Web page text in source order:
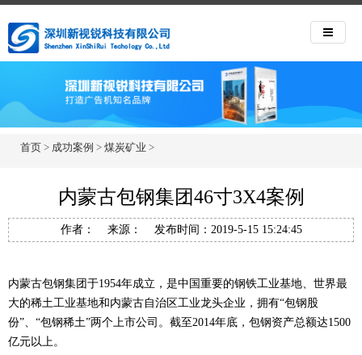
首页 > 成功案例 > 煤炭矿业 >
内蒙古包钢集团46寸3X4案例
作者： 来源： 发布时间：2019-5-15 15:24:45
内蒙古包钢集团于1954年成立，是中国重要的钢铁工业基地、世界最
大的稀土工业基地和内蒙古自治区工业龙头企业，拥有“包钢股
份”、“包钢稀土”两个上市公司。截至2014年底，包钢资产总额达1500
亿元以上。